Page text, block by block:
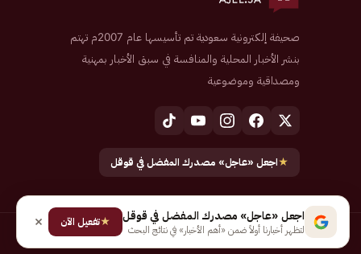
صحيفة إلكترونية سعودية تم تأسيسها عام 2007م تهتم
بنشر الأخبار المحلية والمنافسة في سبق الأخبار بمهنية
ومصداقية وموضوعية
★اجعل «عاجل» مصدرك المفضل في قوقل
جميع الحقوق محفوظة لـ شركة إيجاز للنشر الإلكتروني المالكة لصحيفة عاجل
اجعل «عاجل» مصدرك المفضل في قوقل
لتظهر أخبارنا أولاً ضمن «أهم الأخبار» في نتائج البحث
★تفعيل الآن